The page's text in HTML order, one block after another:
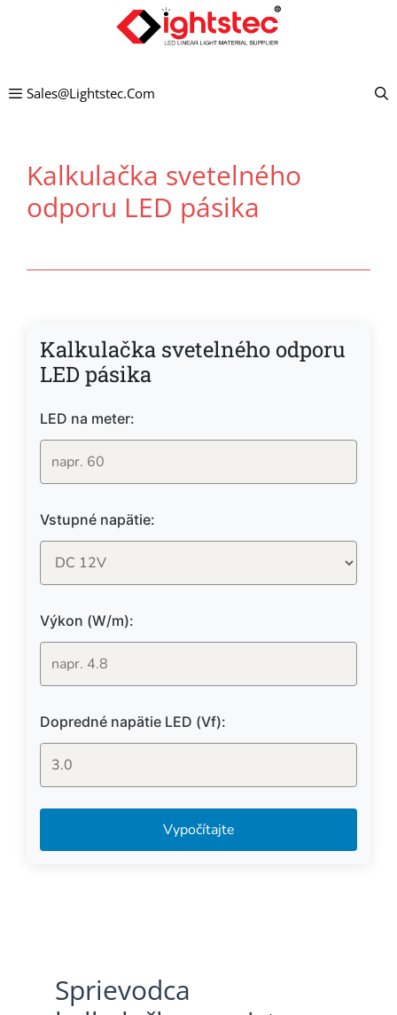
Sales@lightstec.com
Kalkulačka svetelného
odporu LED pásika
Kalkulačka svetelného odporu
LED pásika
LED na meter:
Vstupné napätie:
Výkon (W/m):
Dopredné napätie LED (Vf):
Vypočítajte
Sprievodca